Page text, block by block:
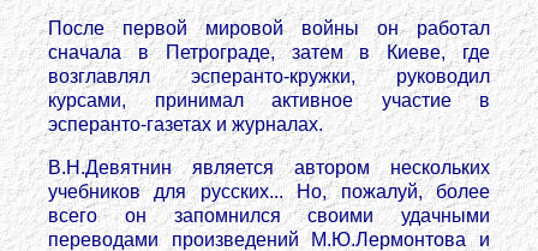
После первой мировой войны он работал
сначала в Петрограде, затем в Киеве, где
возглавлял эсперанто-кружки, руководил
курсами, принимал активное участие в
эсперанто-газетах и журналах.
В.Н.Девятнин является автором нескольких
учебников для русских... Но, пожалуй, более
всего он запомнился своими удачными
переводами произведений М.Ю.Лермонтова и